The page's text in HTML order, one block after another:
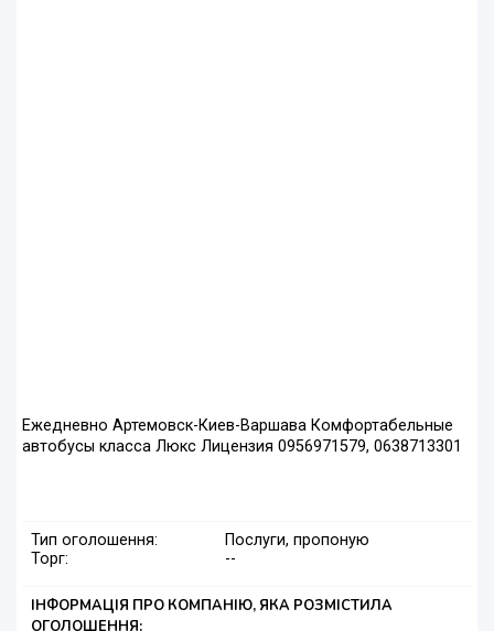
Ежедневно Артемовск-Киев-Варшава Комфортабельные
автобусы класса Люкс Лицензия 0956971579, 0638713301
Тип оголошення:
Послуги, пропоную
Торг:
--
ІНФОРМАЦІЯ ПРО КОМПАНІЮ, ЯКА РОЗМІСТИЛА
ОГОЛОШЕННЯ: